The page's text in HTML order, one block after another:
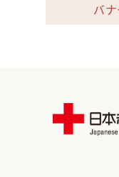
バ